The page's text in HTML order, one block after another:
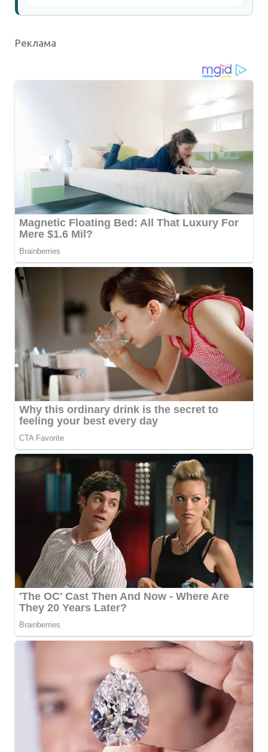
Реклама